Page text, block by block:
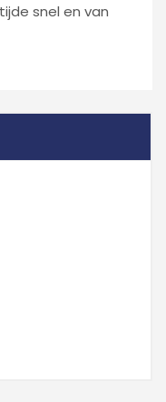
snel en van